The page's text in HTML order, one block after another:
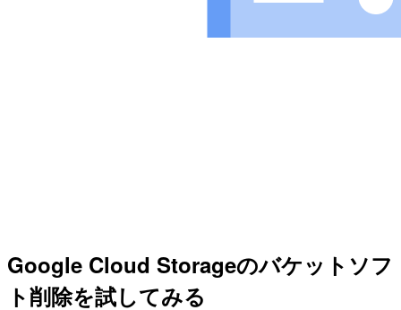
Google Cloud Storageのバケットソフ
ト削除を試してみる